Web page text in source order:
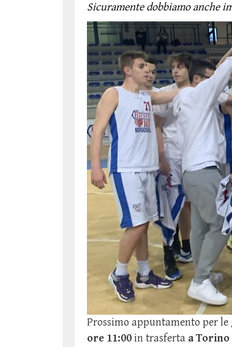
Sicuramente dobbiamo anche
Prossimo appuntamento per
ore 11:00in trasferta a Torino